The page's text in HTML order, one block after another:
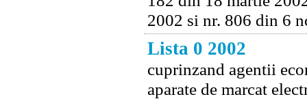
2002 si nr. 806 din 6
Lista 0 2002
cuprinzand agentii
aparate de marcat